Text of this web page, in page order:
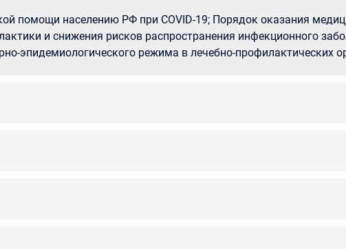
помощи населению РФ при COVID-19; Порядок оказания
и снижения рисков распространения инфекционного
эпидемиологического режима в лечебно-профилактических